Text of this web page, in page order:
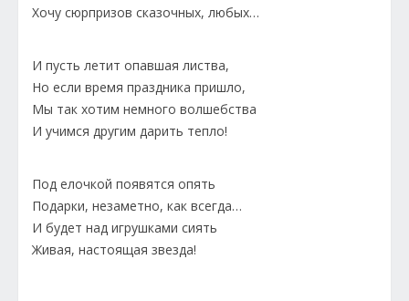
Хочу сюрпризов сказочных, любых…
И пусть летит опавшая листва,
Но если время праздника пришло,
Мы так хотим немного волшебства
И учимся другим дарить тепло!
Под елочкой появятся опять
Подарки, незаметно, как всегда…
И будет над игрушками сиять
Живая, настоящая звезда!